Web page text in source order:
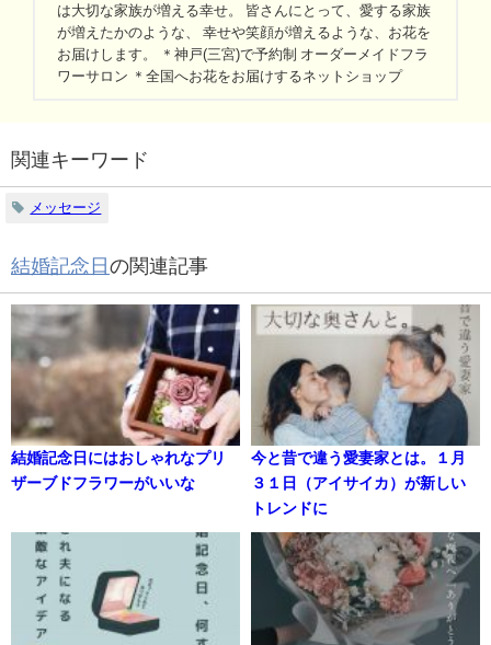
は大切な家族が増える幸せ。 皆さんにとって、愛する家族
が増えたかのような、 幸せや笑顔が増えるような、お花を
お届けします。 ＊神戸(三宮)で予約制 オーダーメイドフラ
ワーサロン ＊全国へお花をお届けするネットショップ
関連キーワード
メッセージ
結婚記念日 の関連記事
結婚記念日にはおしゃれなプリ
ザーブドフラワーがいいな
今と昔で違う愛妻家とは。１月
３１日（アイサイカ）が新しい
トレンドに